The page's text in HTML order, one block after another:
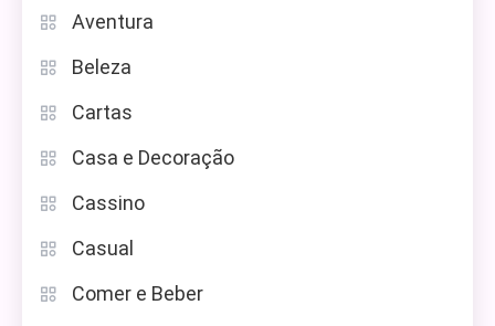
Aventura
Beleza
Cartas
Casa e Decoração
Cassino
Casual
Comer e Beber